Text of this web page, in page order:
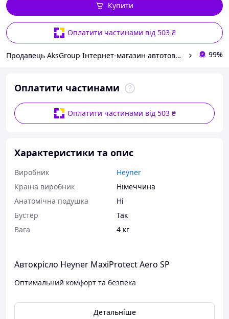
Оплатити частинами від 503 ₴
Купити
Продавець AksGroup Інтернет-магазин автотоварів aksgroup.com.ua 99%
Оплатити частинами
Оплатити частинами від 503 ₴
Характеристики та опис
Виробник
Heyner
Країна виробник
Німеччина
Анатомічна подушка
Ні
Бустер
Так
Вага
4 кг
Автокрісло Heyner MaxiProtect Aero SP
Оптимальний комфорт та безпека
ХАРАКТЕРИСТИКИ:
Heyner MaxiProtect Aero SP – легке, безпечне та надійне
Детальніше